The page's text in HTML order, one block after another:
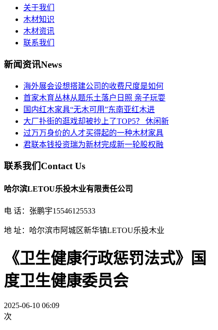
关于我们
木材知识
木材资讯
联系我们
新闻资讯News
海外展会设想搭建公司的收费尺度是如何
首家木育丛林从题乐土落户日照 亲子玩耍
国内红木家具“无木可用”东南亚红木进
大厂扑街的逛戏却被抄上了TOP5？ 休闲新
过万万身价的人才买得起的一种木材家具
君联本钱投资瑞为新材完成新一轮股权融
联系我们Contact Us
哈尔滨LETOU乐投木业有限责任公司
电 话：张鹏宇15546125533
地 址：哈尔滨市阿城区新华镇LETOU乐投木业
《卫生健康行政惩罚法式》国
度卫生健康委员会
2025-06-10 06:09
次